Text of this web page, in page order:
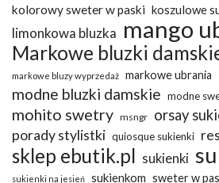
kolorowy sweter w paski koszulowe
limonkowa bluzka mango
Markowe bluzki
markowe bluzy wyprzedaż markowe ubrania
modne bluzki damskie modne
mohito swetry msngr orsay
porady stylistki quiosque sukienki
sklep ebutik.pl sukienki
sukienki na jesień sukienkom sweter w